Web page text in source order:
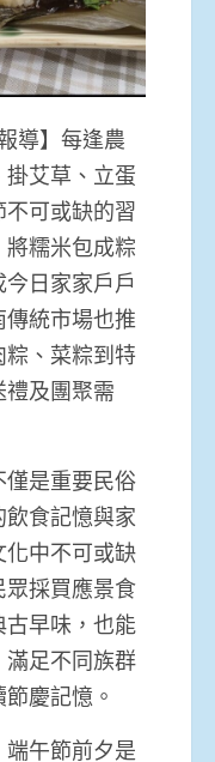
導】每逢農
艾草、立蛋
可或缺的習
糯米包成粽
日家家戶戶
統市場也推
、菜粽到特
及團聚需
是重要民俗
食記憶與家
中不可或缺
採買應景食
早味，也能
足不同族群
慶記憶。
午節前夕是